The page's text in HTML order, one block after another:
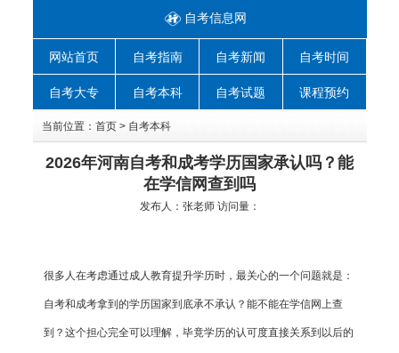
自考信息网
网站首页 自考指南 自考新闻 自考时间
自考大专 自考本科 自考试题 课程预约
当前位置： 首页> 自考本科
2026年河南自考和成考学历国家承认吗？能
在学信网查到吗
发布人： 张老师访问量：
很多人在考虑通过成人教育提升学历时，最关心的一个问题就是：
自考和成考拿到的学历国家到底承不承认？能不能在学信网上查
到？这个担心完全可以理解，毕竟学历的认可度直接关系到以后的